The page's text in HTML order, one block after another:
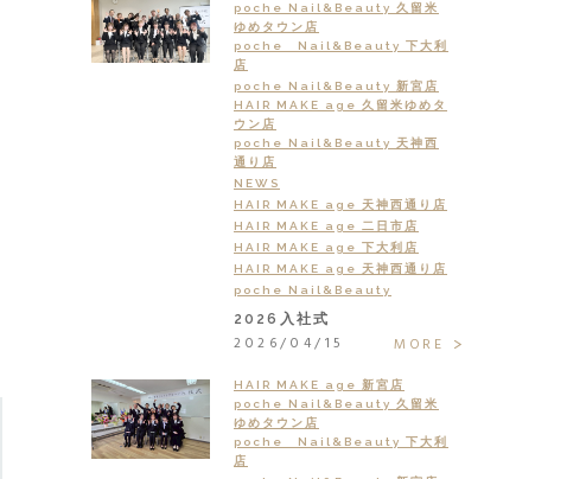
poche Nail&Beauty 久留米
ゆめタウン店
poche Nail&Beauty 下大利
店
poche Nail&Beauty 新宮店
HAIR MAKE age 久留米ゆめタ
ウン店
poche Nail&Beauty 天神西
通り店
NEWS
HAIR MAKE age 天神西通り店
HAIR MAKE age 二日市店
HAIR MAKE age 下大利店
HAIR MAKE age 天神西通り店
poche Nail&Beauty
2026入社式
2026/04/15 MORE
HAIR MAKE age 新宮店
poche Nail&Beauty 久留米
ゆめタウン店
poche Nail&Beauty 下大利
店